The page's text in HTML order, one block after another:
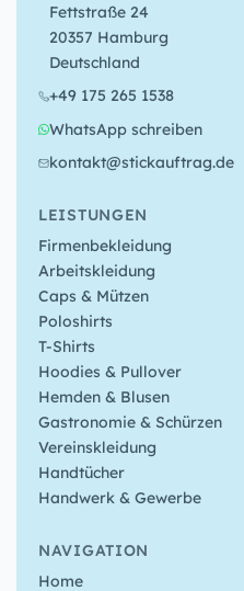
Fettstraße 24
20357 Hamburg
Deutschland
+49 175 265 1538
WhatsApp schreiben
kontakt@stickauftrag.de
LEISTUNGEN
Firmenbekleidung
Arbeitskleidung
Caps & Mützen
Poloshirts
T-Shirts
Hoodies & Pullover
Hemden & Blusen
Gastronomie & Schürzen
Vereinskleidung
Handtücher
Handwerk & Gewerbe
NAVIGATION
Home